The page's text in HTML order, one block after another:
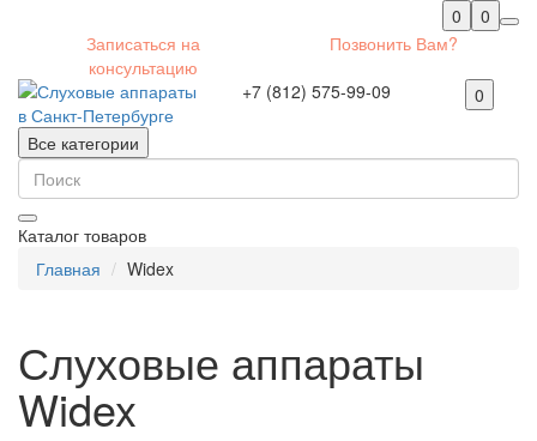
0
0
Записаться на
консультацию
Позвонить Вам?
+7 (812) 575-99-09
0
Все категории
Каталог товаров
Главная
Widex
Слуховые аппараты
Widex